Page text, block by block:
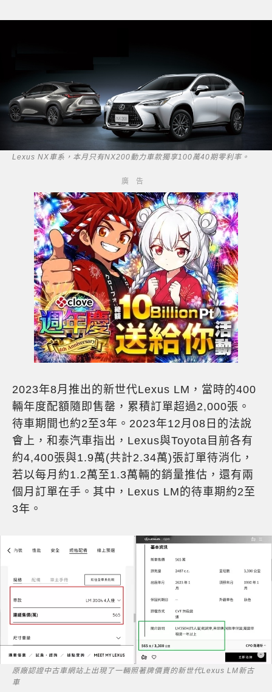
Lexus NX車系，本月只有NX200動力車款獨享100萬40期零利率。
2023年8月推出的新世代Lexus LM，當時的400
輛年度配額隨即售罄，累積訂單超過2,000張。
待車期間也約2至3年。2023年12月08日的法說
會上，和泰汽車指出，Lexus與Toyota目前各有
約4,400張與1.9萬(共計2.34萬)張訂單待消化，
若以每月約1.2萬至1.3萬輛的銷量推估，還有兩
個月訂單在手。其中，Lexus LM的待車期約2至
3年。
原廠認證中古車網站上出現了一輛照著牌價賣的新世代Lexus LM新古
車